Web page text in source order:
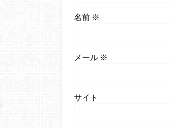
名前 ※
メール ※
サイト